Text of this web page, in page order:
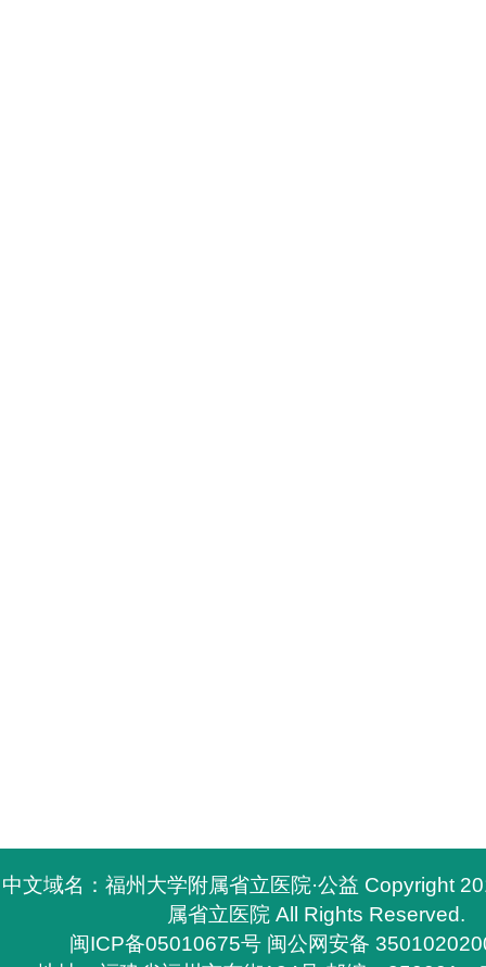
中文域名：福州大学附属省立医院·公益 Copyright
属省立医院 All Rights Reserved.
闽ICP备05010675号 闽公网安备